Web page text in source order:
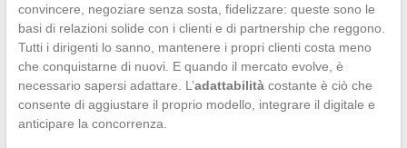
convincere, negoziare senza sosta, fidelizzare: queste sono le
basi di relazioni solide con i clienti e di partnership che reggono.
Tutti i dirigenti lo sanno, mantenere i propri clienti costa meno
che conquistarne di nuovi. E quando il mercato evolve, è
necessario sapersi adattare. L’adattabilitàcostante è ciò che
consente di aggiustare il proprio modello, integrare il digitale e
anticipare la concorrenza.